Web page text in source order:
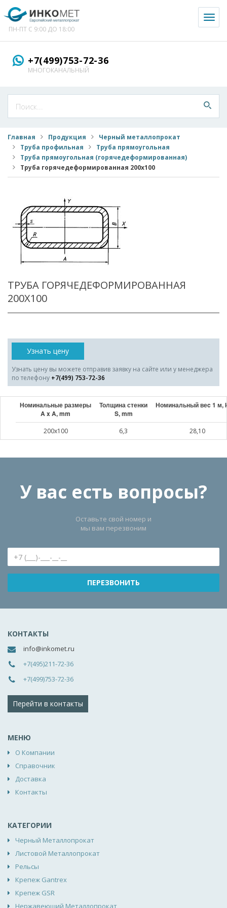
ПН-ПТ С 9:00 ДО 18:00
+7(499)753-72-36
МНОГОКАНАЛЬНЫЙ
Главная Продукция
Черный металлопрокат
Труба профильная
Труба прямоугольная
Труба прямоугольная (горячедеформированная)
Труба горячедеформированная 200x100
ТРУБА ГОРЯЧЕДЕФОРМИРОВАННАЯ
200X100
Узнать цену
Узнать цену вы можете отправив заявку на сайте или у менеджера
по телефону +7(499) 753-72-36
Номинальные размеры
A x A, mm
Толщина стенки
S, mm
Номинальный веc 1 м,
200x100 6,3 28,10
У вас есть вопросы?
Оставьте свой номер и
мы вам перезвоним
КОНТАКТЫ
info@inkomet.ru
+7(495)211-72-36
+7(499)753-72-36
Перейти в контакты
МЕНЮ
О Компании
Справочник
Доставка
Контакты
КАТЕГОРИИ
Черный Металлопрокат
Листовой Металлопрокат
Рельсы
Крепеж Gantrex
Крепеж GSR
Нержавеющий Металлопрокат